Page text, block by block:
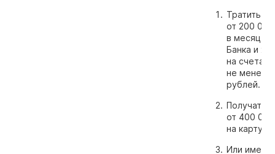
Тратить
от 200
в месяц с
Банка и
на счетах
не менее
рублей.
Получать
от 400
на карту
Или иметь